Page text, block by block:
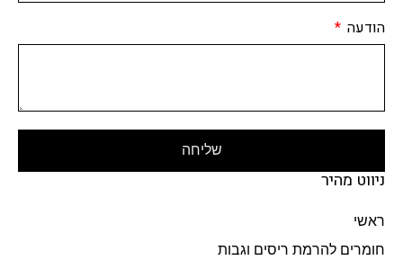
ניווט מהיר
ראשי
חומרים להרמת ריסים וגבות
הודעה
שליחה